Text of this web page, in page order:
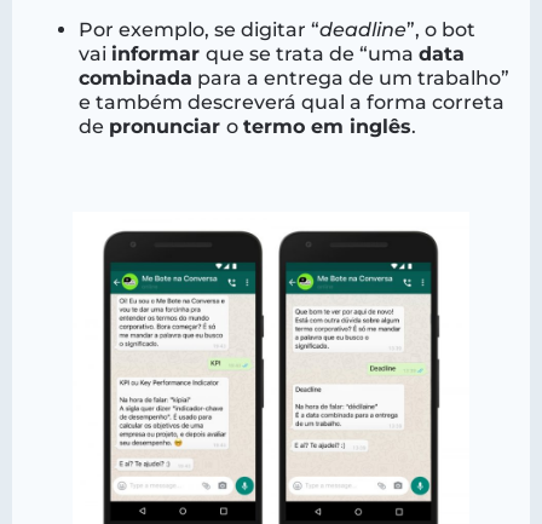
Por exemplo, se digitar “deadline”, o bot
vai informar que se trata de “uma data
combinada para a entrega de um trabalho”
e também descreverá qual a forma correta
de pronunciar o termo em inglês.